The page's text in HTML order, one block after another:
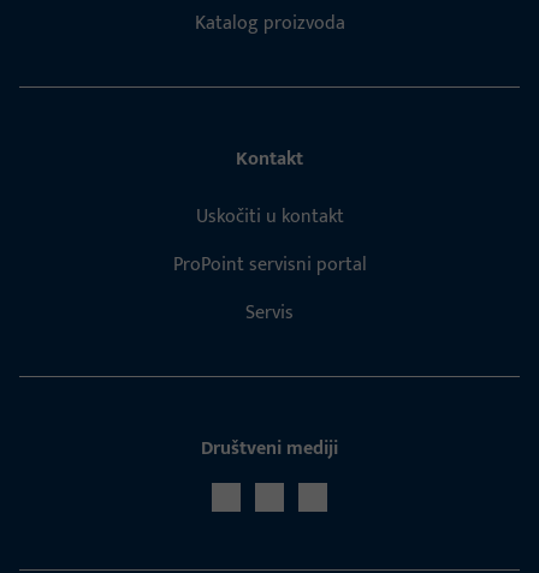
Katalog proizvoda
Kontakt
Uskočiti u kontakt
ProPoint servisni portal
Servis
Društveni mediji